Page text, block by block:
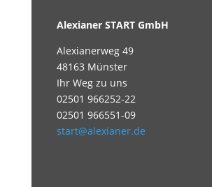
Alexianer START GmbH
Alexianerweg 49
48163 Münster
Ihr Weg zu uns
02501 966252-22
02501 966551-09
start@alexianer.de